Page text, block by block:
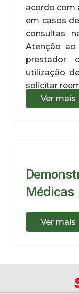
acordo com
em casos
consultas
Atenção ao
prestador
utilização
solicitar
Ver mais
Médicas
Ver mais